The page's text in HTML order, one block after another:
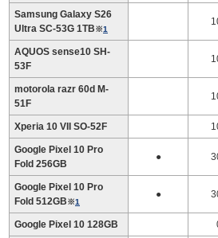
Samsung Galaxy S26
Ultra SC-53G 1TB※1
AQUOS sense10 SH-
53F
motorola razr 60d M-
51F
Xperia 10 VII SO-52F
Google Pixel 10 Pro
Fold 256GB
●
Google Pixel 10 Pro
Fold 512GB※1
●
Google Pixel 10 128GB